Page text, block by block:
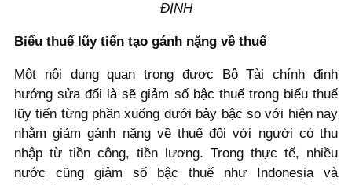
ĐỊNH
Biểu thuế lũy tiến tạo gánh nặng về thuế
Một nội dung quan trọng được Bộ Tài chính định
hướng sửa đổi là sẽ giảm số bậc thuế trong biểu thuế
lũy tiến từng phần xuống dưới bảy bậc so với hiện nay
nhằm giảm gánh nặng về thuế đối với người có thu
nhập từ tiền công, tiền lương. Trong thực tế, nhiều
nước cũng giảm số bậc thuế như Indonesia và